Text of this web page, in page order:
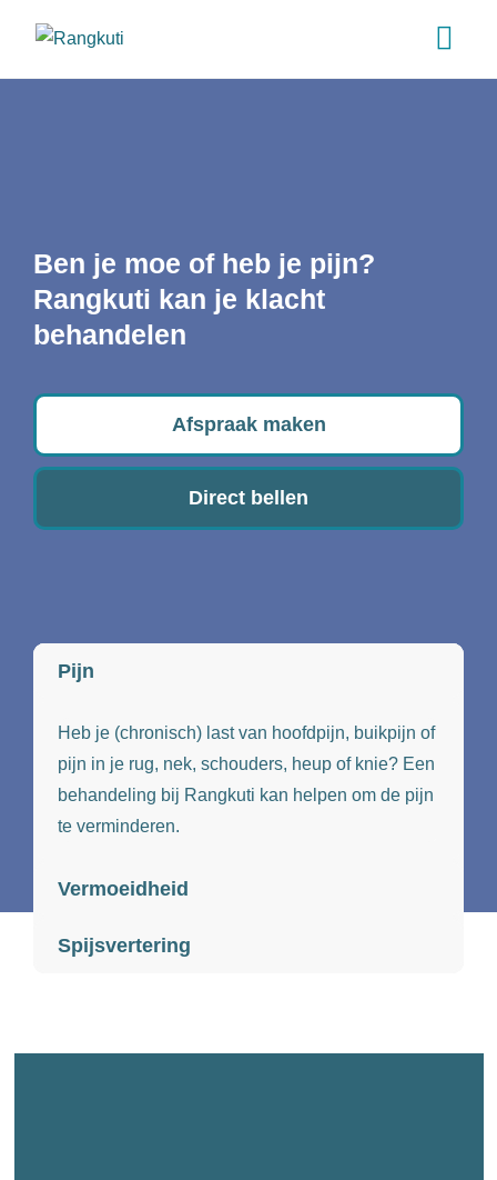
Ben je moe of heb je pijn?
Rangkuti kan je klacht
behandelen
Afspraak maken
Direct bellen
Pijn
Heb je (chronisch) last van hoofdpijn, buikpijn of
pijn in je rug, nek, schouders, heup of knie? Een
behandeling bij Rangkuti kan helpen om de pijn
te verminderen.
Vermoeidheid
Spijsvertering